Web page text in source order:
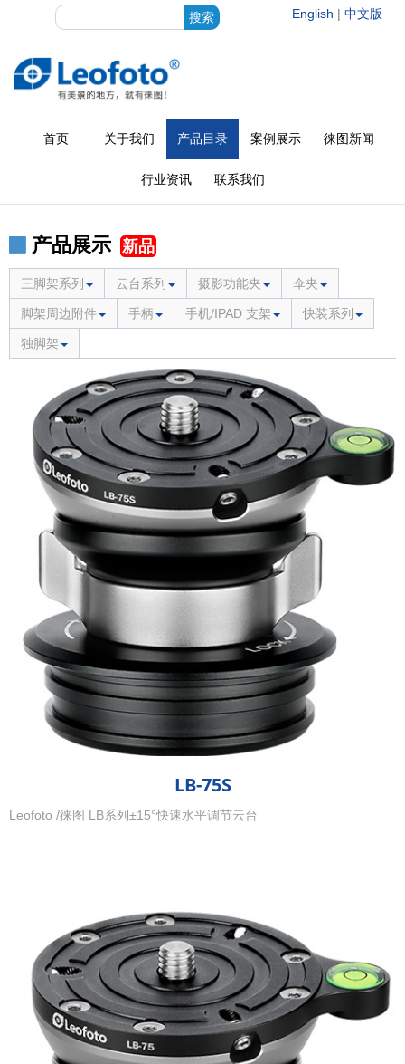
English | 中文版
首页 关于我们 产品目录 案例展示 徕图新闻
行业资讯 联系我们
产品展示 新品
三脚架系列 云台系列 摄影功能夹 伞夹
脚架周边附件 手柄 手机/IPAD 支架 快装系列
独脚架
LB-75S
Leofoto /徕图 LB系列±15°快速水平调节云台